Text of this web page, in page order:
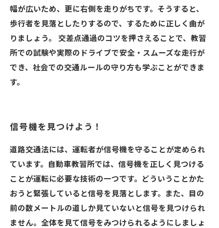
幅が広いため、更に右側を走りがちです。そうすると、
歩行者を見落としたりするので、するために正しく曲が
りましょう。 交差点通過のコツを押さえることで、教習
所での試験や実際のドライブで安全・スムーズな走行が
でき、社会での交通ルールの守り方も学ぶことができま
す。
信号機を見つけよう！
道路交通法には、運転者が信号機を守ることが定められ
ています。自動車教習所では、信号機を正しく見つける
ことが運転に必要な技術の一つです。どういうことかた
おうと緊張していると信号を見落とします。また、目の
前の数メートルの道しか見ていないと信号を見つけられ
ません。全体を見て信号をみつけられるようにしましょ